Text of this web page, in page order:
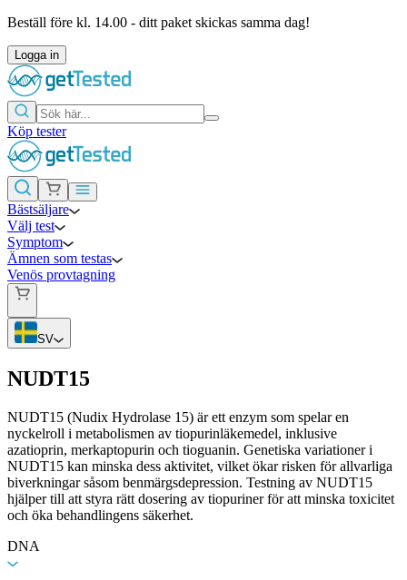
Beställ före kl. 14.00 - ditt paket skickas samma dag!
Logga in
Köp tester
Bästsäljare
Välj test
Symptom
Ämnen som testas
Venös provtagning
SV
NUDT15
NUDT15 (Nudix Hydrolase 15) är ett enzym som spelar en
nyckelroll i metabolismen av tiopurinläkemedel, inklusive
azatioprin, merkaptopurin och tioguanin. Genetiska variationer i
NUDT15 kan minska dess aktivitet, vilket ökar risken för allvarliga
biverkningar såsom benmärgsdepression. Testning av NUDT15
hjälper till att styra rätt dosering av tiopuriner för att minska toxicitet
och öka behandlingens säkerhet.
DNA